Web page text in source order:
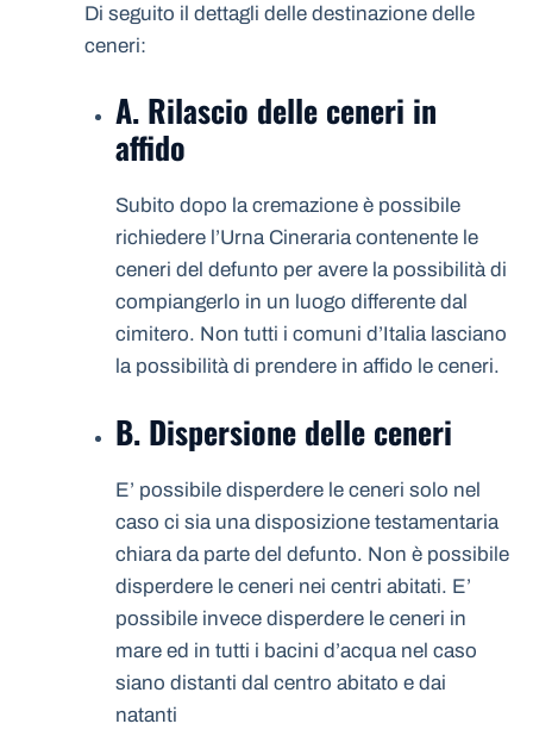
Di seguito il dettagli delle destinazione delle
ceneri:
A. Rilascio delle ceneri in
affido
Subito dopo la cremazione è possibile
richiedere l’Urna Cineraria contenente le
ceneri del defunto per avere la possibilità di
compiangerlo in un luogo differente dal
cimitero. Non tutti i comuni d’Italia lasciano
la possibilità di prendere in affido le ceneri.
B. Dispersione delle ceneri
E’ possibile disperdere le ceneri solo nel
caso ci sia una disposizione testamentaria
chiara da parte del defunto. Non è possibile
disperdere le ceneri nei centri abitati. E’
possibile invece disperdere le ceneri in
mare ed in tutti i bacini d’acqua nel caso
siano distanti dal centro abitato e dai
natanti